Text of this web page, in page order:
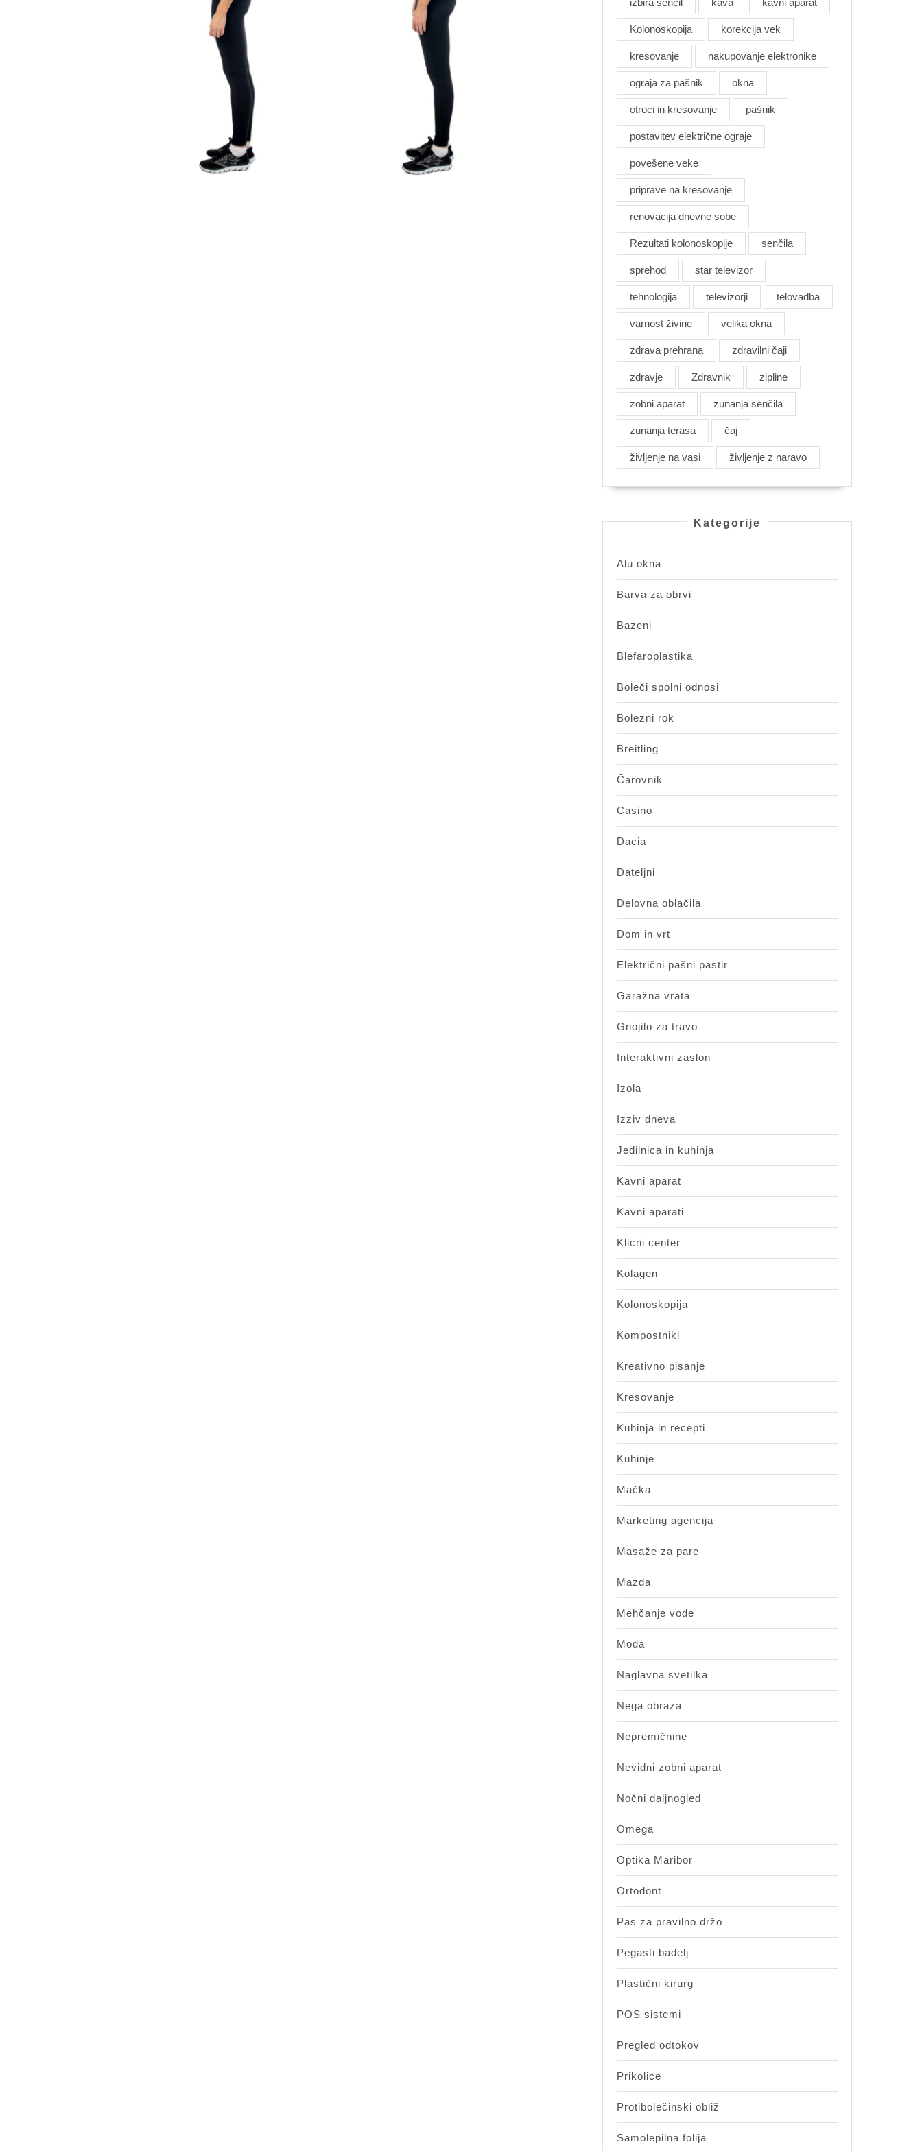
izbira senčil kava kavni aparat
Kolonoskopija korekcija vek
kresovanje nakupovanje elektronike
ograja za pašnik okna
otroci in kresovanje pašnik
postavitev električne ograje
povešene veke
priprave na kresovanje
renovacija dnevne sobe
Rezultati kolonoskopije senčila
sprehod star televizor
tehnologija televizorji telovadba
varnost živine velika okna
zdrava prehrana zdravilni čaji
zdravje Zdravnik zipline
zobni aparat zunanja senčila
zunanja terasa čaj
življenje na vasi življenje z naravo
Kategorije
Alu okna
Barva za obrvi
Bazeni
Blefaroplastika
Boleči spolni odnosi
Bolezni rok
Breitling
Čarovnik
Casino
Dacia
Dateljni
Delovna oblačila
Dom in vrt
Električni pašni pastir
Garažna vrata
Gnojilo za travo
Interaktivni zaslon
Izola
Izziv dneva
Jedilnica in kuhinja
Kavni aparat
Kavni aparati
Klicni center
Kolagen
Kolonoskopija
Kompostniki
Kreativno pisanje
Kresovanje
Kuhinja in recepti
Kuhinje
Mačka
Marketing agencija
Masaže za pare
Mazda
Mehčanje vode
Moda
Naglavna svetilka
Nega obraza
Nepremičnine
Nevidni zobni aparat
Nočni daljnogled
Omega
Optika Maribor
Ortodont
Pas za pravilno držo
Pegasti badelj
Plastični kirurg
POS sistemi
Pregled odtokov
Prikolice
Protibolečinski obliž
Samolepilna folija